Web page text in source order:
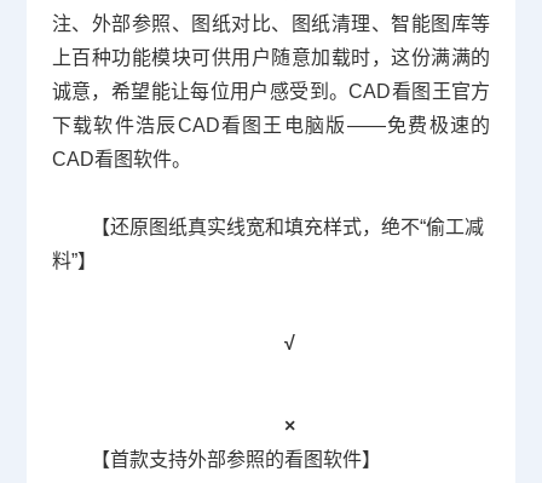
注、外部参照、图纸对比、图纸清理、智能图库等
上百种功能模块可供用户随意加载时，这份满满的
诚意，希望能让每位用户感受到。CAD看图王官方
下载软件浩辰CAD看图王电脑版——免费极速的
CAD看图软件。
【还原图纸真实线宽和填充样式，绝不“偷工减
料”】
√
×
【首款支持外部参照的看图软件】